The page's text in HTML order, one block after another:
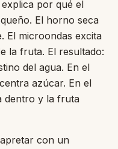
explica por qué el
El horno seca
El microondas excita
la fruta. El resultado:
del agua. En el
azúcar. En el
dentro y la fruta
con un